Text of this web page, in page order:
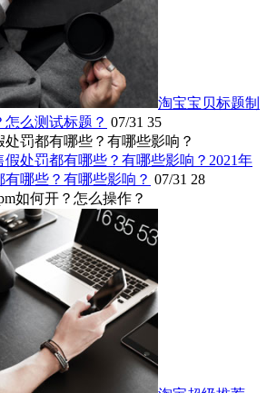
淘宝宝贝标题制
么测试标题？ 07/31 35
处罚都有哪些？有哪些影响？
2021年
哪些？有哪些影响？ 07/31 28
如何开？怎么操作？